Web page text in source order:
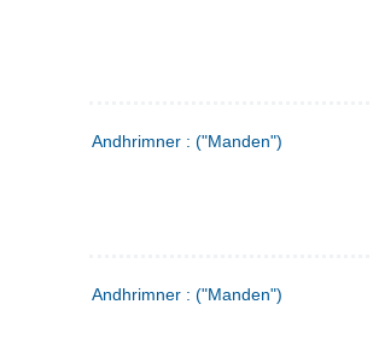
Andhrimner : ("Manden")
Andhrimner : ("Manden")